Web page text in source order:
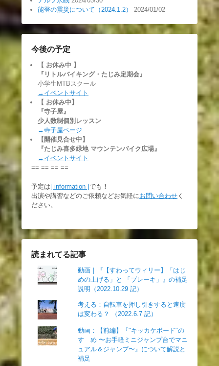
能登の震災について（2024.1.2）
2024/01/02
今後の予定
【 お休み中 】
『リトルバイキング・たじみ定期会』
小学生MTBスクール
→イベントサイト
【 お休み中】
『寺子屋』
少人数制個別レッスン
→寺子屋ページ
【開催見合せ中】
『たじみ喜多緑地 マウンテンバイク広場』
→イベントサイト
== == == ==
予定は [ information ]でも！
出演や講習などのご依頼などお気軽にお問い合わせ く
ださい。
読まれてる記事
動画｜『【すわってウィリー】「はじ
めの上げる」と 「ブレーキ」』の補足
説明（2022.10.29 記）
考える：自転車を押し引きすると速度
は変わる？ （2022.6.7 記）
動画：【前編】『"キッカケボード"の
すゝめ 〜お手軽ミニジャンプ台でマニ
ュアル＆ジャンプ〜』について解説と
補足